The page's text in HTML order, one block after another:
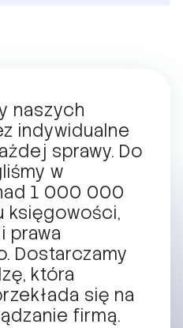
naszych
indywidualne
sprawy. Do
w
1 000 000
księgowości,
prawa
Dostarczamy
która
się na
firmą.